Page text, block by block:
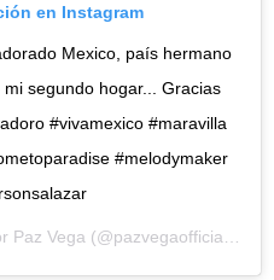
en Instagram
Mexico, país hermano
segundo hogar... Gracias
#vivamexico #maravilla
#melodymaker
Paz Vega (@pazvegaofficial) el 7 de Ene de 2019 a las 10:03 PST